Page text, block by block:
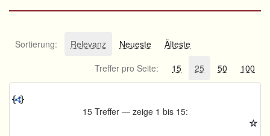
Sortierung: Relevanz Neueste
Älteste
Treffer pro Seite:
15 25 50 100
15 Treffer — zeige 1 bis 15: